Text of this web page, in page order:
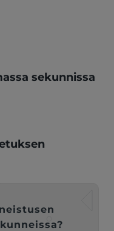
sekunnissa